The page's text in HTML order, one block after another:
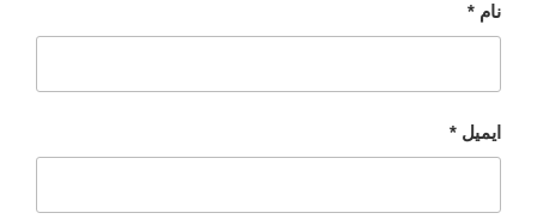
نام *
ایمیل *